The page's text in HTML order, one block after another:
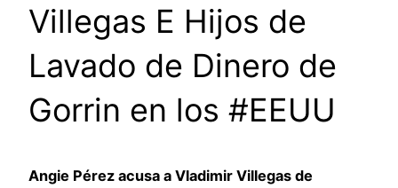
Villegas E Hijos de
Lavado de Dinero de
Gorrin en los #EEUU
Angie Pérez acusa a Vladimir Villegas de